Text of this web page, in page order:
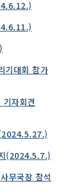
기대회 참가
자회견
(2024.5.7.)
무국장 참석